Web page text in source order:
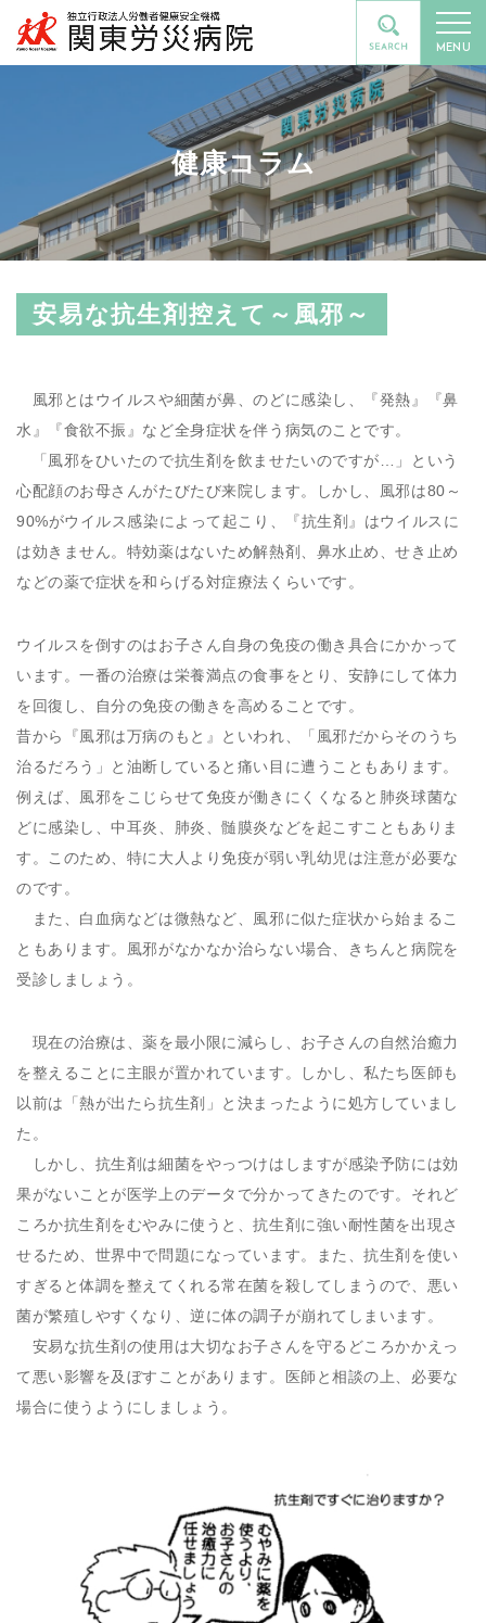
MENU
健康コラム
安易な抗生剤控えて～風邪～
風邪とはウイルスや細菌が鼻、のどに感染し、『発熱』『鼻
水』『食欲不振』など全身症状を伴う病気のことです。
「風邪をひいたので抗生剤を飲ませたいのですが…」という
心配顔のお母さんがたびたび来院します。しかし、風邪は80～
90%がウイルス感染によって起こり、『抗生剤』はウイルスに
は効きません。特効薬はないため解熱剤、鼻水止め、せき止め
などの薬で症状を和らげる対症療法くらいです。
ウイルスを倒すのはお子さん自身の免疫の働き具合にかかって
います。一番の治療は栄養満点の食事をとり、安静にして体力
を回復し、自分の免疫の働きを高めることです。
昔から『風邪は万病のもと』といわれ、「風邪だからそのうち
治るだろう」と油断していると痛い目に遭うこともあります。
例えば、風邪をこじらせて免疫が働きにくくなると肺炎球菌な
どに感染し、中耳炎、肺炎、髄膜炎などを起こすこともありま
す。このため、特に大人より免疫が弱い乳幼児は注意が必要な
のです。
また、白血病などは微熱など、風邪に似た症状から始まるこ
ともあります。
風邪がなかなか治らない場合 、きちんと病院を
受診しましょう。
現在の治療は、薬を最小限に減らし、お子さんの自然治癒力
を整えることに主眼が置かれています。しかし、私たち医師も
以前は「熱が出たら抗生剤」と決まったように処方していまし
た。
しかし、抗生剤は細菌をやっつけはしますが感染予防には効
果がないことが医学上のデータで分かってきたのです。それど
ころか抗生剤をむやみに使うと、抗生剤に強い耐性菌を出現さ
せるため、世界中で問題になっています。また、抗生剤を使い
すぎると体調を整えてくれる常在菌を殺してしまうので、悪い
菌が繁殖しやすくなり、逆に体の調子が崩れてしまいます。
安易な抗生剤の使用は大切なお子さんを守るどころかかえっ
て悪い影響を及ぼすことがあります。医師と相談の上、必要な
場合に使うようにしましょう。